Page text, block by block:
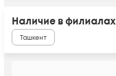
Наличие в филиалах
Ташкент